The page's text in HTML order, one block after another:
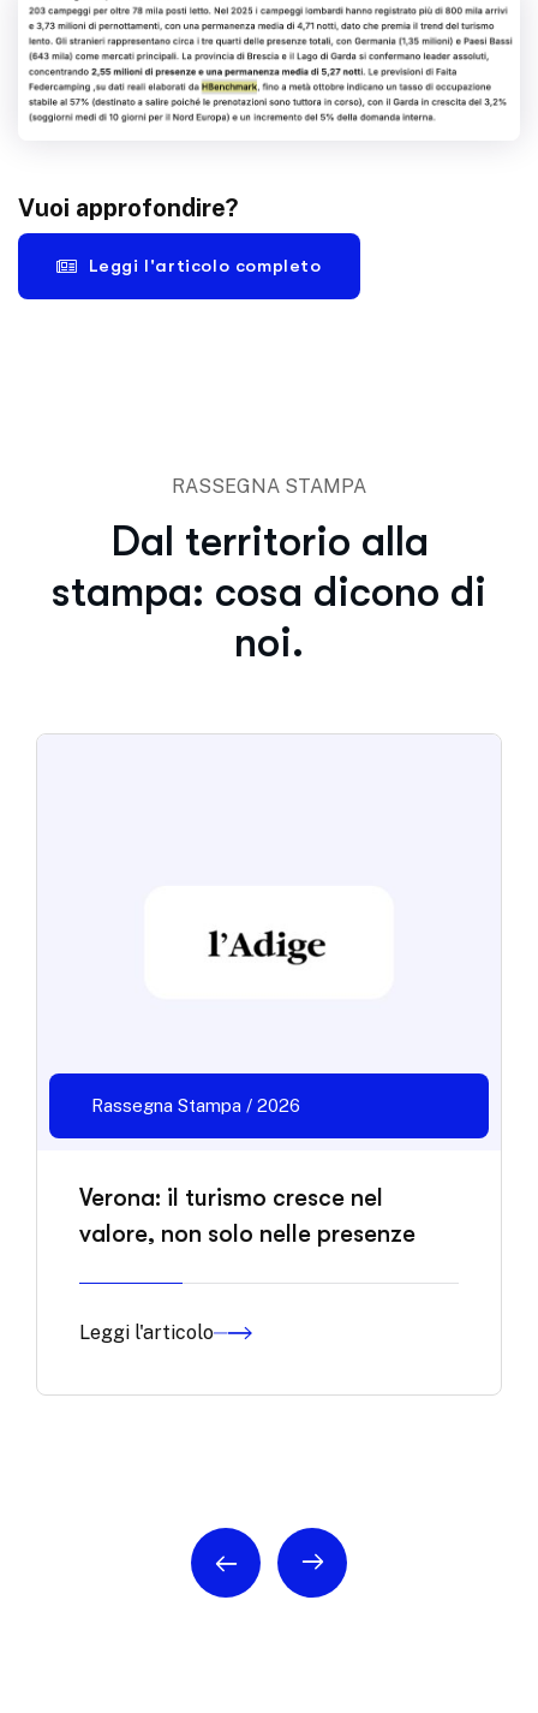
Vuoi approfondire?
Leggi l'articolo completo
RASSEGNA STAMPA
Dal territorio alla
stampa: cosa dicono di
noi.
Rassegna Stampa / 2026
Verona: il turismo cresce nel
valore, non solo nelle presenze
Leggi l'articolo